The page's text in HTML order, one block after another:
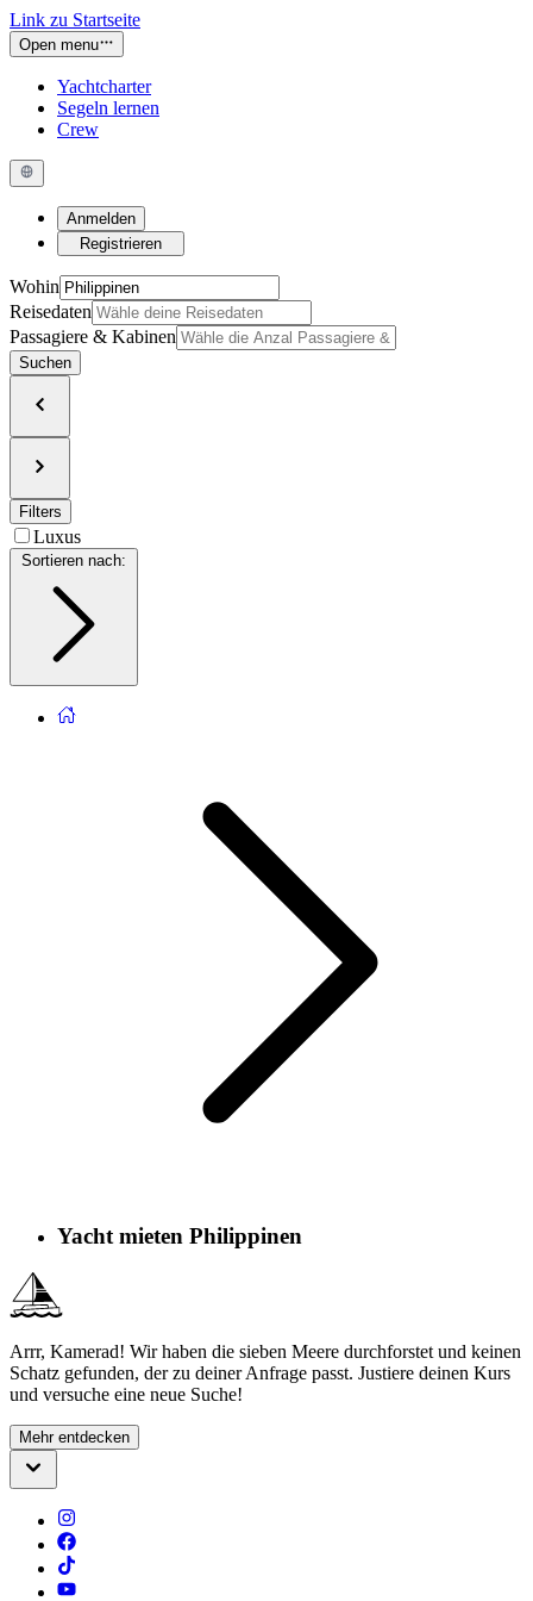
Link zu Startseite
Open menu
Yachtcharter
Segeln lernen
Crew
Anmelden
Registrieren
Wohin
Reisedaten
Passagiere & Kabinen
Suchen
Filters
Luxus
Sortieren nach
Yacht mieten Philippinen
Arrr, Kamerad! Wir haben die sieben Meere durchforstet und keinen
Schatz gefunden, der zu deiner Anfrage passt. Justiere deinen Kurs
und versuche eine neue Suche!
Mehr entdecken